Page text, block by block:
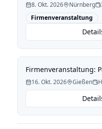
8. Okt. 2026 Nürnberg
Firmenveranstaltung
Firmenveranstaltung:
16. Okt. 2026 Gießen